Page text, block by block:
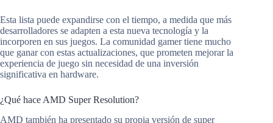
Esta lista puede expandirse con el tiempo, a medida que más
desarrolladores se adapten a esta nueva tecnología y la
incorporen en sus juegos. La comunidad gamer tiene mucho
que ganar con estas actualizaciones, que prometen mejorar la
experiencia de juego sin necesidad de una inversión
significativa en hardware.
¿Qué hace AMD Super Resolution?
AMD también ha presentado su propia versión de super